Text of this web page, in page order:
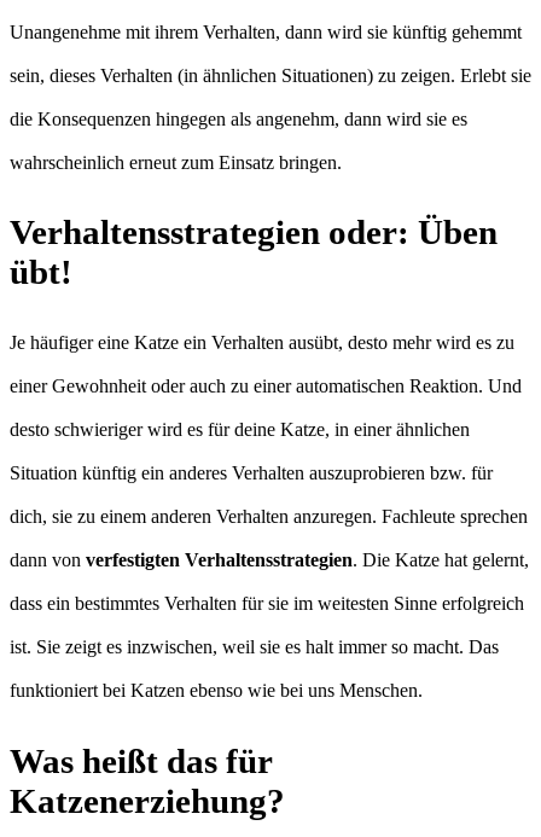
Unangenehme mit ihrem Verhalten, dann wird sie künftig gehemmt
sein, dieses Verhalten (in ähnlichen Situationen) zu zeigen. Erlebt sie
die Konsequenzen hingegen als angenehm, dann wird sie es
wahrscheinlich erneut zum Einsatz bringen.
Verhaltensstrategien oder: Üben
übt!
Je häufiger eine Katze ein Verhalten ausübt, desto mehr wird es zu
einer Gewohnheit oder auch zu einer automatischen Reaktion. Und
desto schwieriger wird es für deine Katze, in einer ähnlichen
Situation künftig ein anderes Verhalten auszuprobieren bzw. für
dich, sie zu einem anderen Verhalten anzuregen. Fachleute sprechen
dann von verfestigten Verhaltensstrategien. Die Katze hat gelernt,
dass ein bestimmtes Verhalten für sie im weitesten Sinne erfolgreich
ist. Sie zeigt es inzwischen, weil sie es halt immer so macht. Das
funktioniert bei Katzen ebenso wie bei uns Menschen.
Was heißt das für
Katzenerziehung?